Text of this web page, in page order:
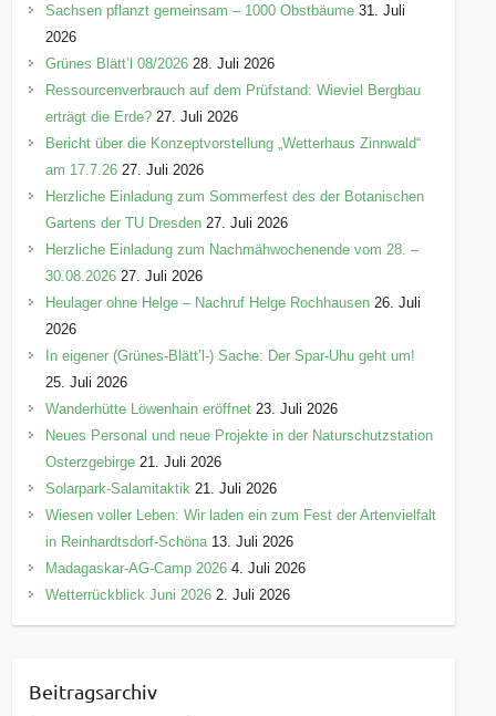
r
e
n
Sachsen pflanzt gemeinsam – 1000 Obstbäume 31. Juli
2026
Grünes Blätt’l 08/2026 28. Juli 2026
Ressourcenverbrauch auf dem Prüfstand: Wieviel Bergbau
erträgt die Erde? 27. Juli 2026
Bericht über die Konzeptvorstellung „Wetterhaus Zinnwald“
am 17.7.26 27. Juli 2026
Herzliche Einladung zum Sommerfest des der Botanischen
Gartens der TU Dresden 27. Juli 2026
Herzliche Einladung zum Nachmähwochenende vom 28. –
30.08.2026 27. Juli 2026
Heulager ohne Helge – Nachruf Helge Rochhausen 26. Juli
2026
In eigener (Grünes-Blätt’l-) Sache: Der Spar-Uhu geht um!
25. Juli 2026
Wanderhütte Löwenhain eröffnet 23. Juli 2026
Neues Personal und neue Projekte in der Naturschutzstation
Osterzgebirge 21. Juli 2026
Solarpark-Salamitaktik 21. Juli 2026
Wiesen voller Leben: Wir laden ein zum Fest der Artenvielfalt
in Reinhardtsdorf-Schöna 13. Juli 2026
Madagaskar-AG-Camp 2026 4. Juli 2026
Wetterrückblick Juni 2026 2. Juli 2026
Beitragsarchiv